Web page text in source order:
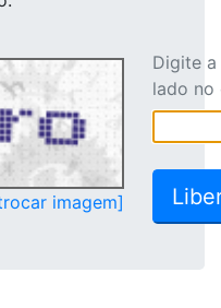
imagem]
Digite
lado no